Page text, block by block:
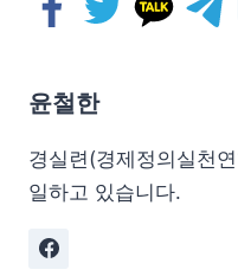
윤철한
경실련(경제정의실천
일하고 있습니다.